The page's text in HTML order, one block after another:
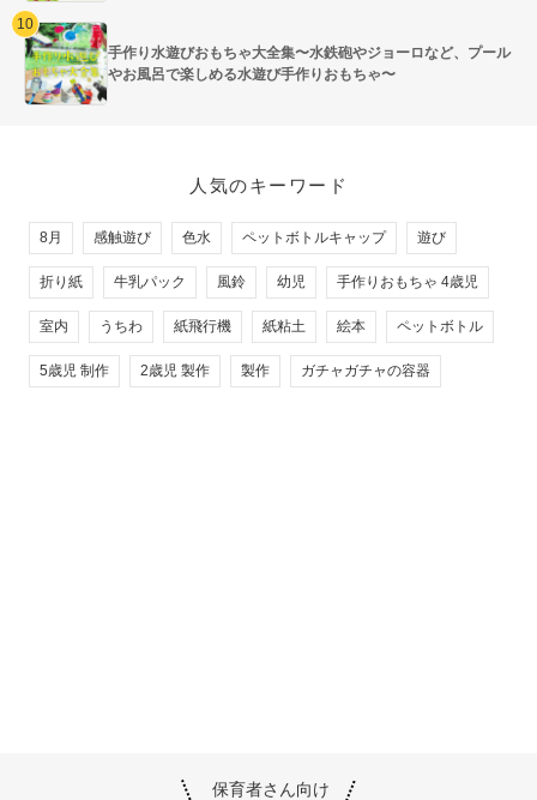
手作り水遊びおもちゃ大全集〜水鉄砲やジョーロなど、プール
やお風呂で楽しめる水遊び手作りおもちゃ〜
人気のキーワード
8月 感触遊び 色水 ペットボトルキャップ 遊び
折り紙 牛乳パック 風鈴 幼児 手作りおもちゃ 4歳児
室内 うちわ 紙飛行機 紙粘土 絵本 ペットボトル
5歳児 制作 2歳児 製作 製作 ガチャガチャの容器
保育者さん向け